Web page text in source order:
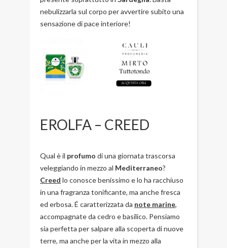
nebulizzarla sul corpo per avvertire subito una
sensazione di pace interiore!
EROLFA – CREED
Qual è il profumo di una giornata trascorsa
veleggiando in mezzo al Mediterraneo?
Creed lo conosce benissimo e lo ha racchiuso
in una fragranza tonificante, ma anche fresca
ed erbosa. É caratterizzata da note marine,
accompagnate da cedro e basilico. Pensiamo
sia perfetta per salpare alla scoperta di nuove
terre, ma anche per la vita in mezzo alla